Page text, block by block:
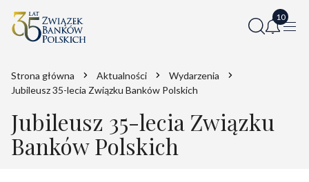
Strona główna Aktualności
Wydarzenia
Jubileusz 35-lecia Związku Banków Polskich
Jubileusz 35-lecia Związku
Banków Polskich